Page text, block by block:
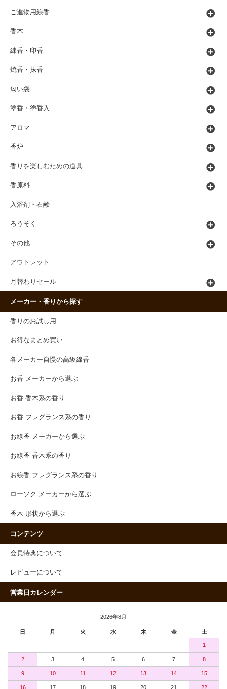
ご進物用線香
香木
練香・印香
焼香・抹香
匂い袋
塗香・塗香入
アロマ
香炉
香りを楽しむための道具
香原料
入浴剤・石鹸
ろうそく
その他
アウトレット
月替わりセール
メーカー・香りから探す
香りのお試し用
お得なまとめ買い
各メーカー自慢の高級線香
お香 メーカーから選ぶ
お香 香木系の香り
お香 フレグランス系の香り
お線香 メーカーから選ぶ
お線香 香木系の香り
お線香 フレグランス系の香り
ローソク メーカーから選ぶ
香木 形状から選ぶ
コンテンツ
会員特典について
レビューについて
営業日カレンダー
2026年8月
日 月 火 水 木 金 土
1
2 3 4 5 6 7 8
9 10 11 12 13 14 15
16 17 18 19 20 21 22